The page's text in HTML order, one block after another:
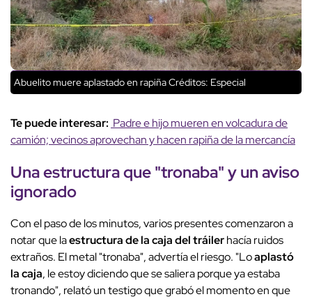
Abuelito muere aplastado en rapiñaCréditos: Especial
Te puede interesar: Padre e hijo mueren en volcadura de
camión; vecinos aprovechan y hacen rapiña de la mercancía
Una estructura que "tronaba" y un aviso
ignorado
Con el paso de los minutos, varios presentes comenzaron a
notar que laestructura de la caja del tráilerhacía ruidos
extraños. El metal "tronaba", advertía el riesgo. "Loaplastó
la caja, le estoy diciendo que se saliera porque ya estaba
tronando", relató un testigo que grabó el momento en que